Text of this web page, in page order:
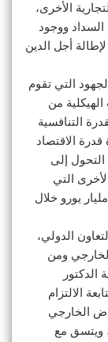
الأخرى،
ووجود
أجل الدين
التي تقوم
الهيكلية من
التنافسية
الاقتصاد
إلى
التي
يورو خلال
الدولي،
ومن
الدكتور
الالتزام
الخارجي
ويتسق مع